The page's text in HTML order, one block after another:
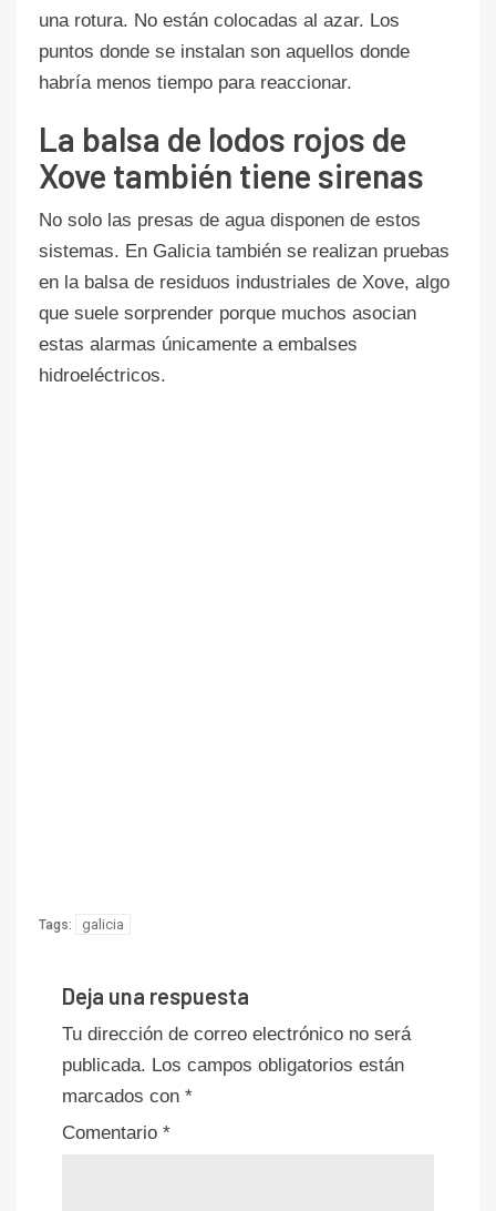
una rotura. No están colocadas al azar. Los
puntos donde se instalan son aquellos donde
habría menos tiempo para reaccionar.
La balsa de lodos rojos de
Xove también tiene sirenas
No solo las presas de agua disponen de estos
sistemas. En Galicia también se realizan pruebas
en la balsa de residuos industriales de Xove, algo
que suele sorprender porque muchos asocian
estas alarmas únicamente a embalses
hidroeléctricos.
Tags: galicia
Deja una respuesta
Tu dirección de correo electrónico no será
publicada. Los campos obligatorios están
marcados con *
Comentario *